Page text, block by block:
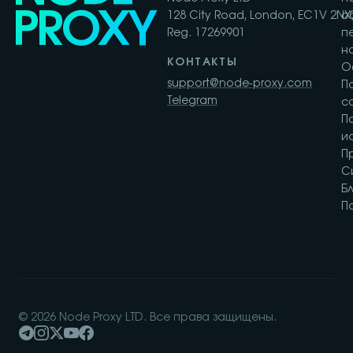
PROXY
128 City Road, London, EC1V
Reg. 17269901
КОНТАКТЫ
support@node-proxy.com
Telegram
© 2026 Node Proxy LTD. Все права защищены.